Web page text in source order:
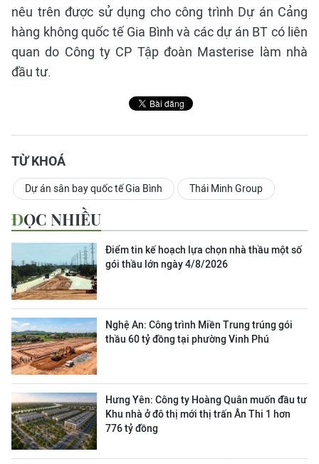
nêu trên được sử dụng cho công trình Dự án Cảng
hàng không quốc tế Gia Bình và các dự án BT có liên
quan do Công ty CP Tập đoàn Masterise làm nhà
đầu tư.
TỪ KHOÁ
Dự án sân bay quốc tế Gia Bình Thái Minh Group
ĐỌC NHIỀU
Điểm tin kế hoạch lựa chọn nhà thầu một số
gói thầu lớn ngày 4/8/2026
Nghệ An: Công trình Miền Trung trúng gói
thầu 60 tỷ đồng tại phường Vinh Phú
Hưng Yên: Công ty Hoàng Quân muốn đầu tư
Khu nhà ở đô thị mới thị trấn Ân Thi 1 hơn
776 tỷ đồng